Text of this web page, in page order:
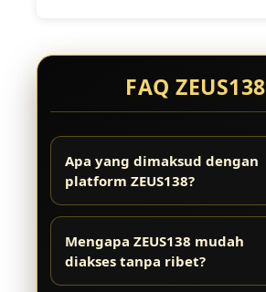
FAQ ZEUS138
Apa yang dimaksud dengan
platform ZEUS138?
Mengapa ZEUS138 mudah
diakses tanpa ribet?